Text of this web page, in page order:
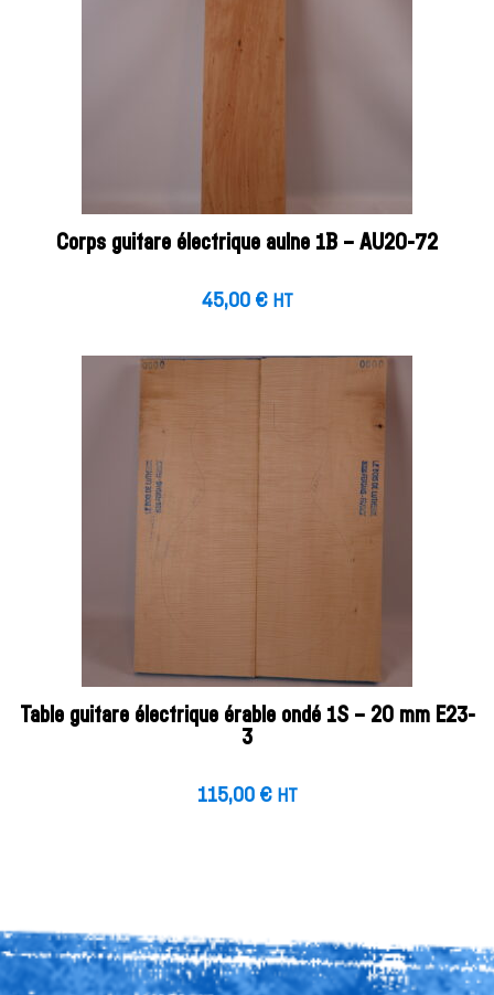
Corps guitare électrique aulne 1B – AU20-72
45,00 € HT
Table guitare électrique érable ondé 1S – 20 mm E23-
3
115,00 € HT